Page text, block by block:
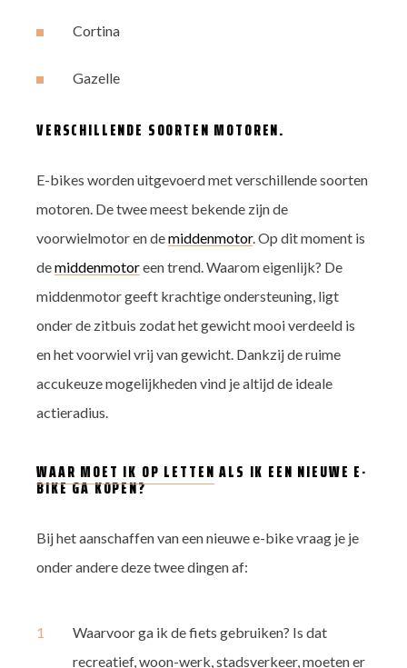
Cortina
Gazelle
VERSCHILLENDE SOORTEN MOTOREN.
E-bikes worden uitgevoerd met verschillende soorten
motoren. De twee meest bekende zijn de
voorwielmotor en demiddenmotor. Op dit moment is
demiddenmotoreen trend. Waarom eigenlijk? De
middenmotor geeft krachtige ondersteuning, ligt
onder de zitbuis zodat het gewicht mooi verdeeld is
en het voorwiel vrij van gewicht. Dankzij de ruime
accukeuze mogelijkheden vind je altijd de ideale
actieradius.
WAAR MOET IK OP LETTEN ALS IK EEN NIEUWE E-
BIKE GA KOPEN?
Bij het aanschaffen van een nieuwe e-bike vraag je je
onder andere deze twee dingen af:
Waarvoor ga ik de fiets gebruiken? Is dat
recreatief, woon-werk, stadsverkeer, moeten er